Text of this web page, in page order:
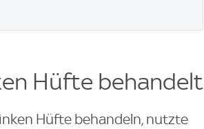
Hüfte behandelt
Hüfte behandeln, nutzte